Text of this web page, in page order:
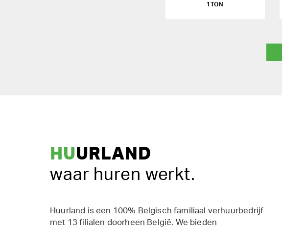
1TON
HUURLAND
waar huren werkt.
Huurland is een 100% Belgisch familiaal verhuurbedrijf
met 13 filialen doorheen België. We bieden